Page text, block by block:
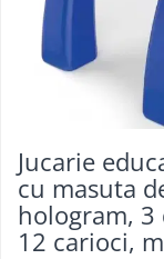
Jucarie
cu masuta
hologram, 3
12 carioci,